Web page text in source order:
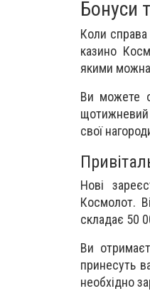
Бонуси
Коли
казино
якими
Ви можете
щотижневий
свої
Нові
Космолот.
складає 50
Ви
принесуть
необхідно